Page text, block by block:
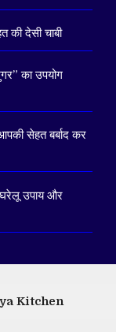
की देसी चाबी
का उपयोग
सेहत बर्बाद कर
उपाय और
Kitchen